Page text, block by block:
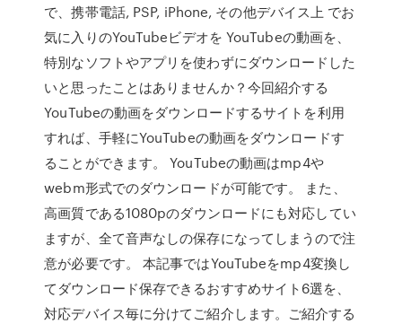
で、携帯電話, PSP, iPhone, その他デバイス上 でお
気に入りのYouTubeビデオを YouTubeの動画を、
特別なソフトやアプリを使わずにダウンロードした
いと思ったことはありませんか？今回紹介する
YouTubeの動画をダウンロードするサイトを利用
すれば、手軽にYouTubeの動画をダウンロードす
ることができます。 YouTubeの動画はmp4や
webm形式でのダウンロードが可能です。 また、
高画質である1080pのダウンロードにも対応してい
ますが、全て音声なしの保存になってしまうので注
意が必要です。 本記事ではYouTubeをmp4変換し
てダウンロード保存できるおすすめサイト6選を、
対応デバイス毎に分けてご紹介します。ご紹介する